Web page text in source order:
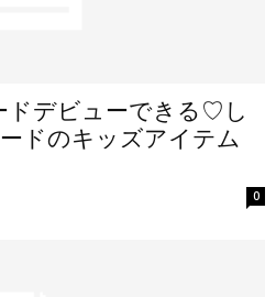
ドデビューできる♡し
ドのキッズアイテム
0